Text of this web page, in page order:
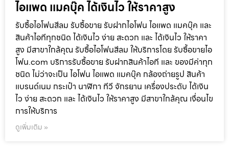
ไอแพด แมคบุ๊ค ได้เงินไว ให้ราคาสูง
รับซื้อไอโฟนสีลม รับซื้อขาย รับฝากไอโฟน ไอแพด แมคบุ๊ค และ
สินค้าไอทีทุกชนิด ได้เงินไว ง่าย สะดวก และ ได้เงินไว ให้ราคา
สูง มีสาขาใกล้คุณ รับซื้อไอโฟนสีลม ให้บริการโดย รับซื้อขายไอ
โฟน.com บริการรับซื้อขาย รับฝากสินค้าไอที และ ของมีค่าทุก
ชนิด ไม่ว่าจะเป็น ไอโฟน ไอแพด แมคบุ๊ค กล้องถ่ายรูป สินค้า
แบรนด์เนม กระเป๋า นาฬิกา ทีวี จักรยาน เครื่องประดับ ได้เงิน
ไว ง่าย สะดวก และ ได้เงินไว ให้ราคาสูง มีสาขาใกล้คุณ เงื่อนไข
การให้บริการ
ดูเพิ่มเติม »